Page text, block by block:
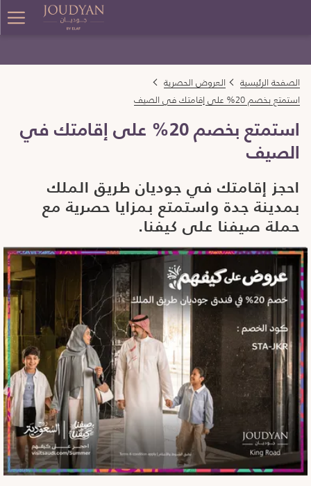
الصفحة الرئيسية
العروض الحصرية
استمتع بخصم 20% على إقامتك في الصيف
استمتع بخصم 20% على إقامتك في
الصيف
احجز إقامتك في جوديان طريق الملك
بمدينة جدة واستمتع بمزايا حصرية مع
حملة صيفنا على كيفنا.